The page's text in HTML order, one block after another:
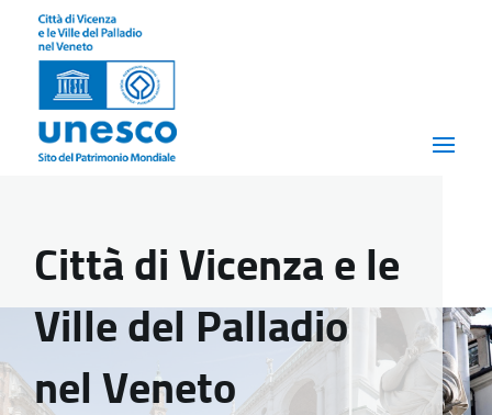
Città di Vicenza e le
Ville del Palladio
nel Veneto